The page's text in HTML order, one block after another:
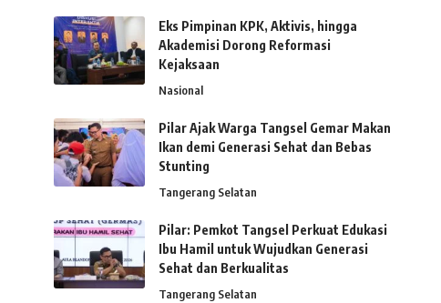
Eks Pimpinan KPK, Aktivis, hingga
Akademisi Dorong Reformasi
Kejaksaan
Nasional
Pilar Ajak Warga Tangsel Gemar Makan
Ikan demi Generasi Sehat dan Bebas
Stunting
Tangerang Selatan
Pilar: Pemkot Tangsel Perkuat Edukasi
Ibu Hamil untuk Wujudkan Generasi
Sehat dan Berkualitas
Tangerang Selatan